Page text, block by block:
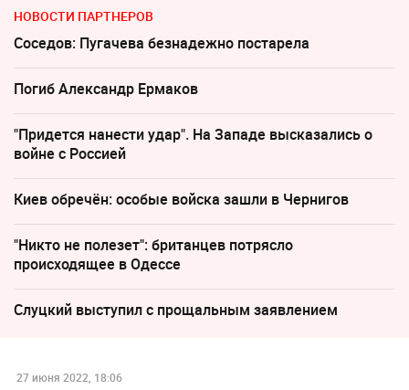
НОВОСТИ ПАРТНЕРОВ
Соседов: Пугачева безнадежно постарела
Погиб Александр Ермаков
"Придется нанести удар". На Западе высказались о
войне с Россией
Киев обречён: особые войска зашли в Чернигов
"Никто не полезет": британцев потрясло
происходящее в Одессе
Слуцкий выступил с прощальным заявлением
27 июня 2022, 18:06